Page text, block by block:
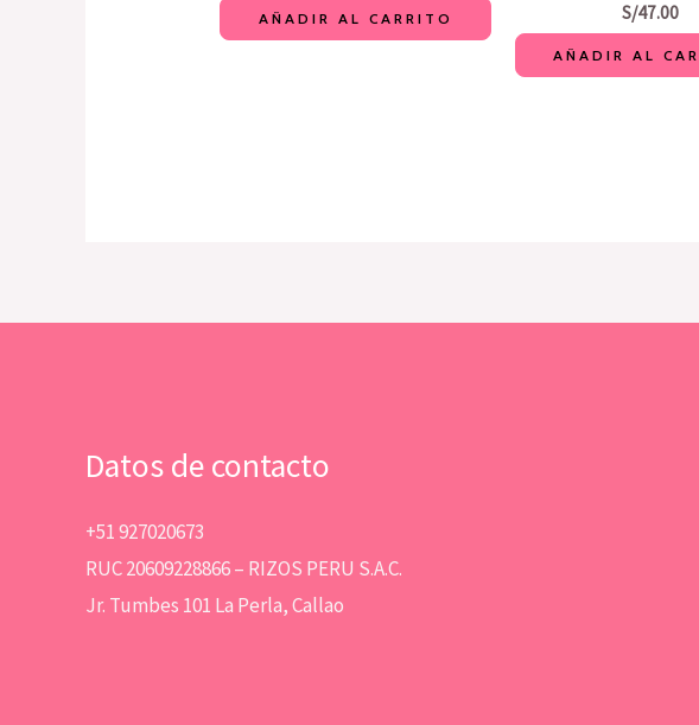
AÑADIR AL CARRITO S/47.00
AÑADIR AL
Datos de contacto
+51 927020673
RUC 20609228866 – RIZOS PERU S.A.C.
Jr. Tumbes 101 La Perla, Callao